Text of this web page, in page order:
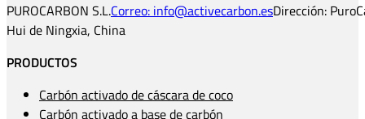
PUROCARBON S.L.Correo: info@activecarbon.esDirección:
Hui de Ningxia, China
PRODUCTOS
Carbón activado de cáscara de coco
Carbón activado a base de carbón